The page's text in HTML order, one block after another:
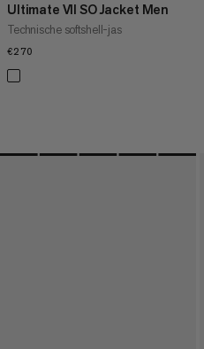
Ultimate VII SO Jacket Men
Technische softshell-jas
€270